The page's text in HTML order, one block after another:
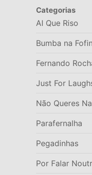
Categorias
AI Que Riso
Bumba na
Fernando
Just For
Não Queres
Parafernalha
Pegadinhas
Por Falar